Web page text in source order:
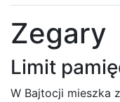
Zegary
Limit
W Bajtocji mieszka